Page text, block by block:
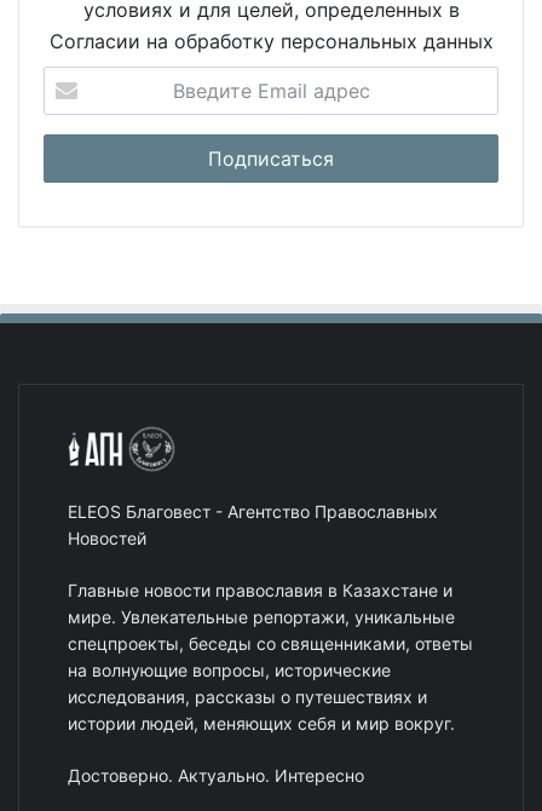
условиях и для целей, определенных в
Согласии на обработку персональных данных
ELEOS Благовест - Агентство Православных
Новостей
Главные новости православия в Казахстане и
мире. Увлекательные репортажи, уникальные
спецпроекты, беседы со священниками, ответы
на волнующие вопросы, исторические
исследования, рассказы о путешествиях и
истории людей, меняющих себя и мир вокруг.
Достоверно. Актуально. Интересно